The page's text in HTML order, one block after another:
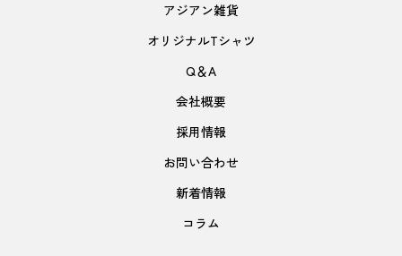
アジアン雑貨
オリジナルTシャツ
Q＆A
会社概要
採用情報
お問い合わせ
新着情報
コラム